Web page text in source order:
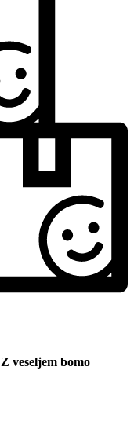
veseljem bomo